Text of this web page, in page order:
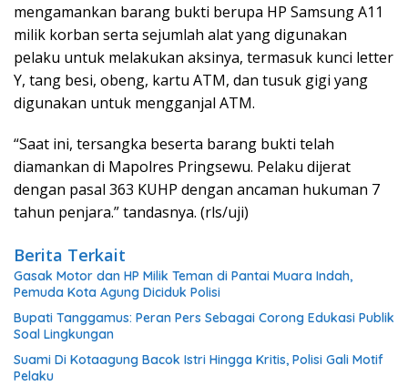
mengamankan barang bukti berupa HP Samsung A11
milik korban serta sejumlah alat yang digunakan
pelaku untuk melakukan aksinya, termasuk kunci letter
Y, tang besi, obeng, kartu ATM, dan tusuk gigi yang
digunakan untuk mengganjal ATM.
“Saat ini, tersangka beserta barang bukti telah
diamankan di Mapolres Pringsewu. Pelaku dijerat
dengan pasal 363 KUHP dengan ancaman hukuman 7
tahun penjara.” tandasnya. (rls/uji)
Berita Terkait
Gasak Motor dan HP Milik Teman di Pantai Muara Indah,
Pemuda Kota Agung Diciduk Polisi
Bupati Tanggamus: Peran Pers Sebagai Corong Edukasi Publik
Soal Lingkungan
Suami Di Kotaagung Bacok Istri Hingga Kritis, Polisi Gali Motif
Pelaku